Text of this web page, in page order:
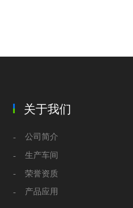
关于我们
公司简介
生产车间
荣誉资质
产品应用